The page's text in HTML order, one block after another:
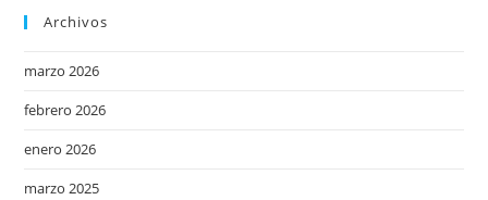
Archivos
marzo 2026
febrero 2026
enero 2026
marzo 2025